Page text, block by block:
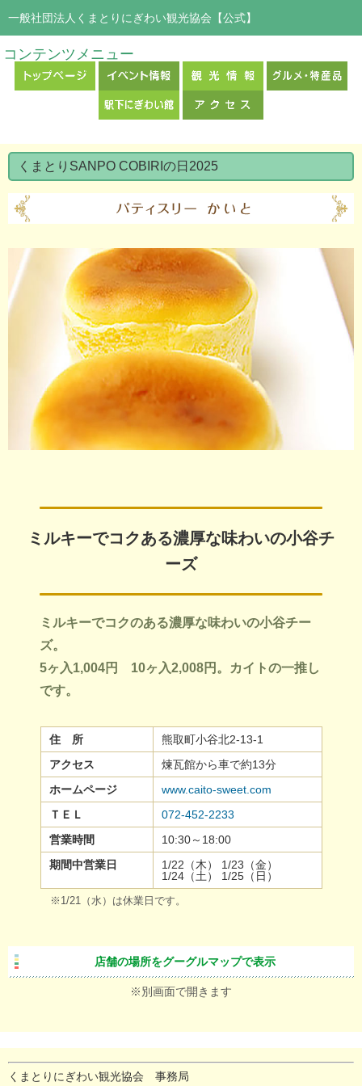
一般社団法人くまとりにぎわい観光協会【公式】
コンテンツメニュー
くまとりSANPO COBIRIの日2025
ミルキーでコクある濃厚な味わいの小谷チ
ーズ
ミルキーでコクのある濃厚な味わいの小谷チー
ズ。
5ヶ入1,004円 10ヶ入2,008円。カイトの一推し
です。
住 所
熊取町小谷北2-13-1
アクセス
煉瓦館から車で約13分
ホームページ
www.caito-sweet.com
ＴＥＬ
072-452-2233
営業時間
10:30～18:00
期間中営業日
1/22（木） 1/23（金）
1/24（土） 1/25（日）
※1/21（水）は休業日です。
店舗の場所をグーグルマップで表示
※別画面で開きます
くまとりにぎわい観光協会 事務局